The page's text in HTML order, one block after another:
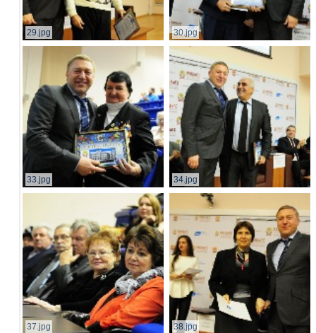
29.jpg 30.jpg
33.jpg 34.jpg
37.jpg 38.jpg